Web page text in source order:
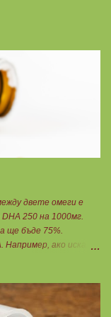
двете омеги е
250 на 1000мг.
ще бъде 75%.
Например, ако искате
по-малко
6 и 9, и разни